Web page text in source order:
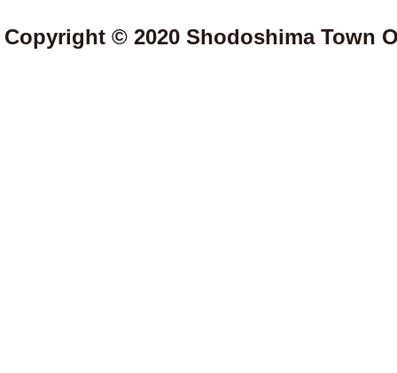
Copyright © 2020 Shodoshima Town